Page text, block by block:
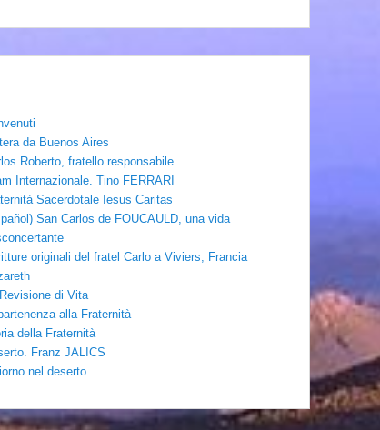
da Buenos Aires
Roberto, fratello responsabile
Internazionale. Tino FERRARI
Sacerdotale Iesus Caritas
San Carlos de FOUCAULD, una vida
originali del fratel Carlo a Viviers, Francia
di Vita
alla Fraternità
della Fraternità
Franz JALICS
nel deserto